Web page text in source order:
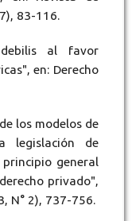
83-116.
al favor
en: Derecho
los modelos de
legislación de
general
privado",
N° 2), 737-756.